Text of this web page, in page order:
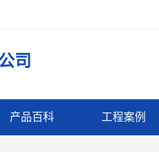
司
产品百科 工程案例